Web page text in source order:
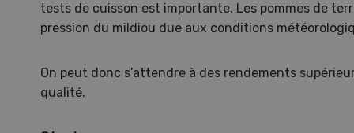
tests de cuisson est importante. Les pommes de
pression du mildiou due aux conditions
On peut donc s’attendre à des rendements
qualité.